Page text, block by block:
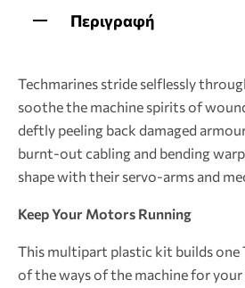
Περιγραφή
Techmarines stride selflessly
soothe the machine spirits of
deftly peeling back damaged
burnt-out cabling and bending
shape with their servo-arms and
Keep Your Motors Running
This multipart plastic kit builds one
of the ways of the machine for your